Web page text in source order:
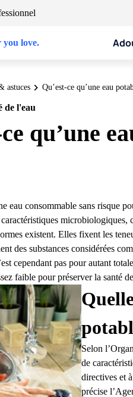
you love.
astuces Qu’est-ce qu’une eau
de l'eau
qu’une
eau consommable sans risque
microbiologiques,
existent. Elles fixent les
des substances considérées
cependant pas pour autant
faible pour préserver la santé
Selon
de
directives et
précise